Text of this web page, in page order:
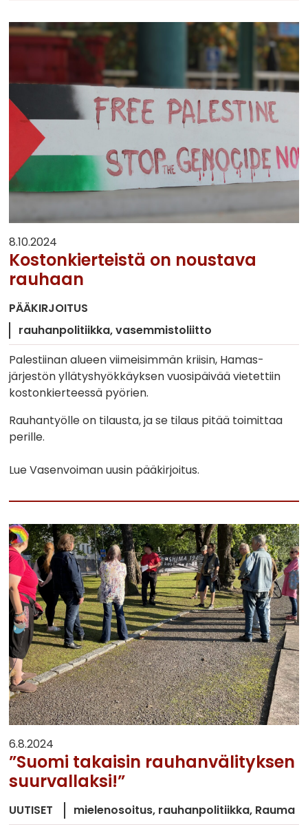
8.10.2024
Kostonkierteistä on noustava
rauhaan
PÄÄKIRJOITUS
rauhanpolitiikka vasemmistoliitto
Palestiinan alueen viimeisimmän kriisin, Hamas-
järjestön yllätyshyökkäyksen vuosipäivää vietettiin
kostonkierteessä pyörien.
Rauhantyölle on tilausta, ja se tilaus pitää toimittaa
perille.
Lue Vasenvoiman uusin pääkirjoitus.
6.8.2024
”Suomi takaisin rauhanvälityksen
suurvallaksi!”
UUTISET mielenosoitus rauhanpolitiikka Rauma